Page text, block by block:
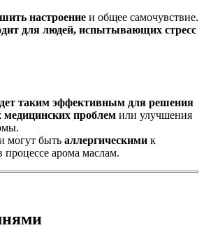
настроение и общее самочувствие.
для людей, испытывающих стресс
таким эффективным для решения
медицинских проблем или улучшения
могут быть аллергическими к
арома маслам.